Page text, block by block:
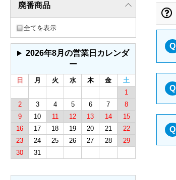
Q
Q
Q
廃番商品
全てを表示
2026年8月の営業日カレンダ
ー
日 月 火 水 木 金
土
1
2
3 4 5 6 7
8
9
10 11 12 13 14
15
16
17 18 19 20 21
22
23
24 25 26 27 28
29
30
31